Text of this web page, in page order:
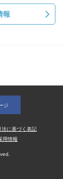
報
ジ
法に基づく表記
用情報